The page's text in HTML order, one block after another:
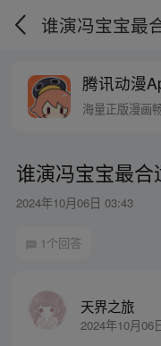
谁演冯宝宝最
腾讯动漫
海量正版漫画
谁演冯宝宝最合
2024年10月06日 03:43
1个回答
天界之旅
2024年10月06